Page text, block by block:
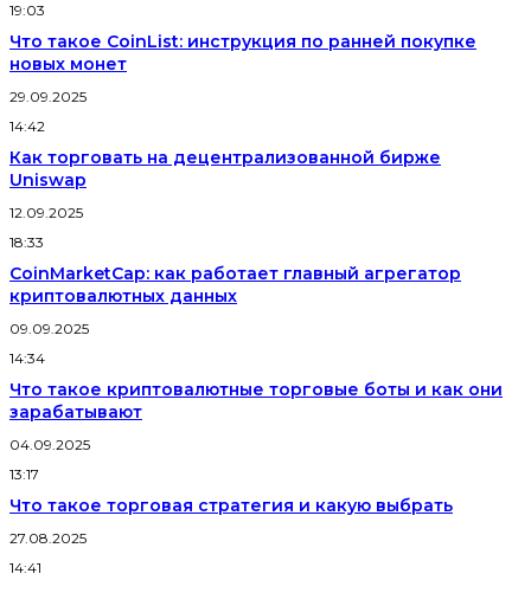
19:03
Что такое CoinList: инструкция по ранней покупке
новых монет
29.09.2025
14:42
Как торговать на децентрализованной бирже
Uniswap
12.09.2025
18:33
CoinMarketCap: как работает главный агрегатор
криптовалютных данных
09.09.2025
14:34
Что такое криптовалютные торговые боты и как они
зарабатывают
04.09.2025
13:17
Что такое торговая стратегия и какую выбрать
27.08.2025
14:41